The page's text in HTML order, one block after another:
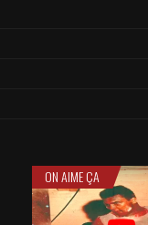
ON AIME ÇA